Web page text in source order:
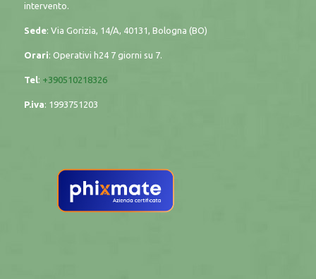
intervento.
Sede: Via Gorizia, 14/A, 40131, Bologna (BO)
Orari: Operativi h24 7 giorni su 7.
Tel: +390510218326
P.iva: 1993751203